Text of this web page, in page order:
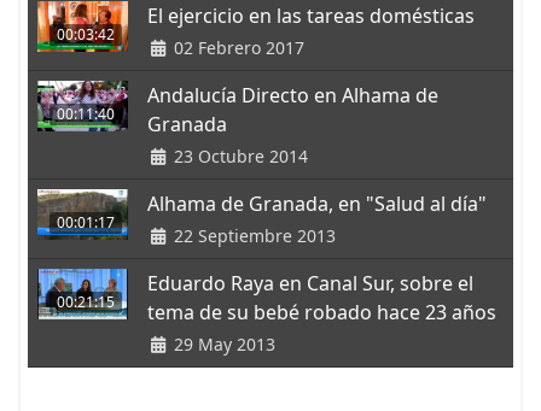
00:03:42
El ejercicio en las tareas domésticas
02 Febrero 2017
00:11:40
Andalucía Directo en Alhama de
Granada
23 Octubre 2014
00:01:17
Alhama de Granada, en "Salud al día"
22 Septiembre 2013
00:21:15
Eduardo Raya en Canal Sur, sobre el
tema de su bebé robado hace 23 años
29 May 2013